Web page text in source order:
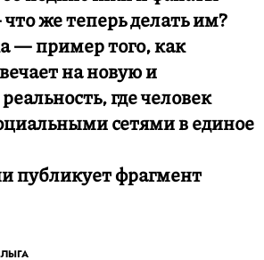
же теперь делать им?
— пример того, как
на новую и
где человек
сетями в единое
публикует фрагмент